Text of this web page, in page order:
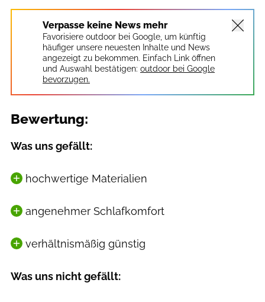
Verpasse keine News mehr
Favorisiere outdoor bei Google, um künftig
häufiger unsere neuesten Inhalte und News
angezeigt zu bekommen. Einfach Link öffnen
und Auswahl bestätigen: outdoor bei Google
bevorzugen.
Bewertung:
Was uns gefällt:
hochwertige Materialien
angenehmer Schlafkomfort
verhältnismäßig günstig
Was uns nicht gefällt: